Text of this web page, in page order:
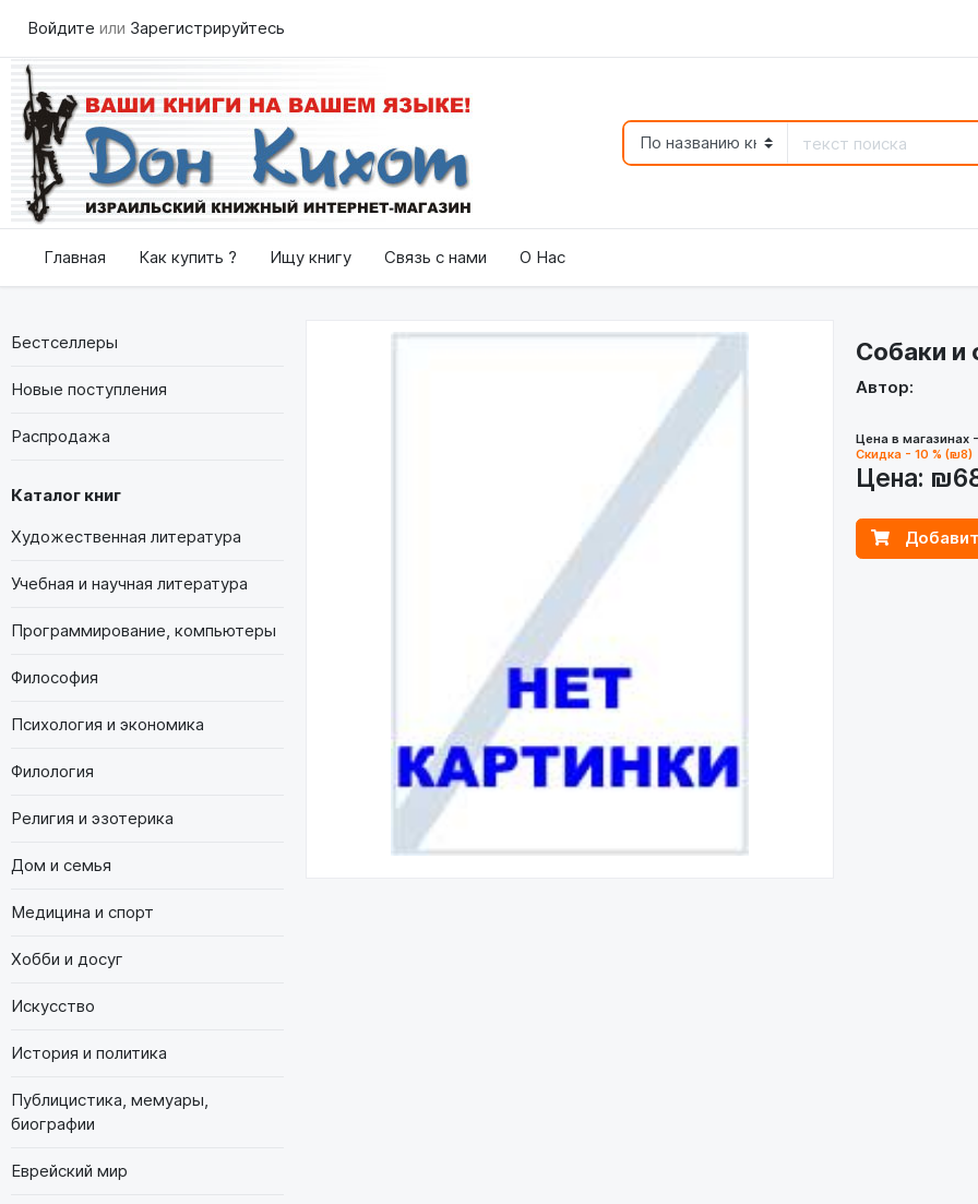
Войдите или Зарегистрируйтесь
Главная Как купить ? Ищу книгу Связь с нами О Нас
Бестселлеры
Новые поступления
Распродажа
Каталог книг
Художественная литература
Учебная и научная литература
Программирование, компьютеры
Философия
Психология и экономика
Филология
Религия и эзотерика
Дом и семья
Медицина и спорт
Хобби и досуг
Искусство
История и политика
Публицистика, мемуары,
биографии
Еврейский мир
Собаки и
Автор:
Цена в магазинах
Скидка - 10 % (₪8)
Цена: